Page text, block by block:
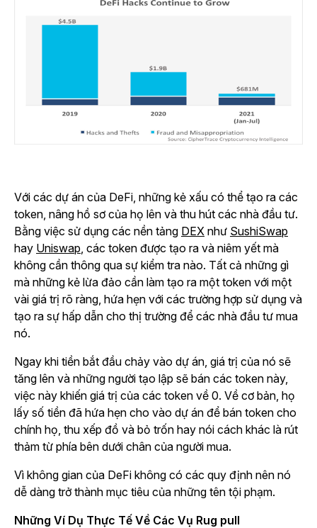
Với các dự án của DeFi, những kẻ xấu có thể tạo ra các
token, nâng hồ sơ của họ lên và thu hút các nhà đầu tư.
Bằng việc sử dụng các nền tảng DEX như SushiSwap
hay Uniswap , các token được tạo ra và niêm yết mà
không cần thông qua sự kiểm tra nào. Tất cả những gì
mà những kẻ lừa đảo cần làm tạo ra một token với một
vài giá trị rõ ràng, hứa hẹn với các trường hợp sử dụng và
tạo ra sự hấp dẫn cho thị trường để các nhà đầu tư mua
nó.
Ngay khi tiền bắt đầu chảy vào dự án, giá trị của nó sẽ
tăng lên và những người tạo lập sẽ bán các token này,
việc này khiến giá trị của các token về 0. Về cơ bản, họ
lấy số tiền đã hứa hẹn cho vào dự án để bán token cho
chính họ, thu xếp đồ và bỏ trốn hay nói cách khác là rút
thảm từ phía bên dưới chân của người mua.
Vì không gian của DeFi không có các quy định nên nó
dễ dàng trở thành mục tiêu của những tên tội phạm.
Những Ví Dụ Thực Tế Về Các Vụ Rug pull